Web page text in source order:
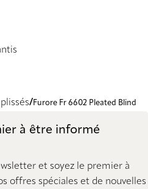
Furore Fr 6602 Pleated Blind
à être informé
et soyez le premier à
offres spéciales et de nouvelles